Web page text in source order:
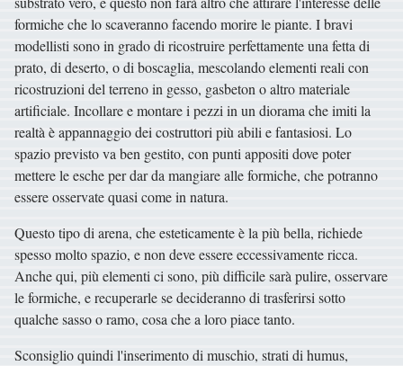
formiche che lo scaveranno facendo morire le piante. I bravi
modellisti sono in grado di ricostruire perfettamente una fetta di
prato, di deserto, o di boscaglia, mescolando elementi reali con
ricostruzioni del terreno in gesso, gasbeton o altro materiale
artificiale. Incollare e montare i pezzi in un diorama che imiti la
realtà è appannaggio dei costruttori più abili e fantasiosi. Lo
spazio previsto va ben gestito, con punti appositi dove poter
mettere le esche per dar da mangiare alle formiche, che potranno
essere osservate quasi come in natura.
Questo tipo di arena, che esteticamente è la più bella, richiede
spesso molto spazio, e non deve essere eccessivamente ricca.
Anche qui, più elementi ci sono, più difficile sarà pulire, osservare
le formiche, e recuperarle se decideranno di trasferirsi sotto
qualche sasso o ramo, cosa che a loro piace tanto.
Sconsiglio quindi l'inserimento di muschio, strati di humus,